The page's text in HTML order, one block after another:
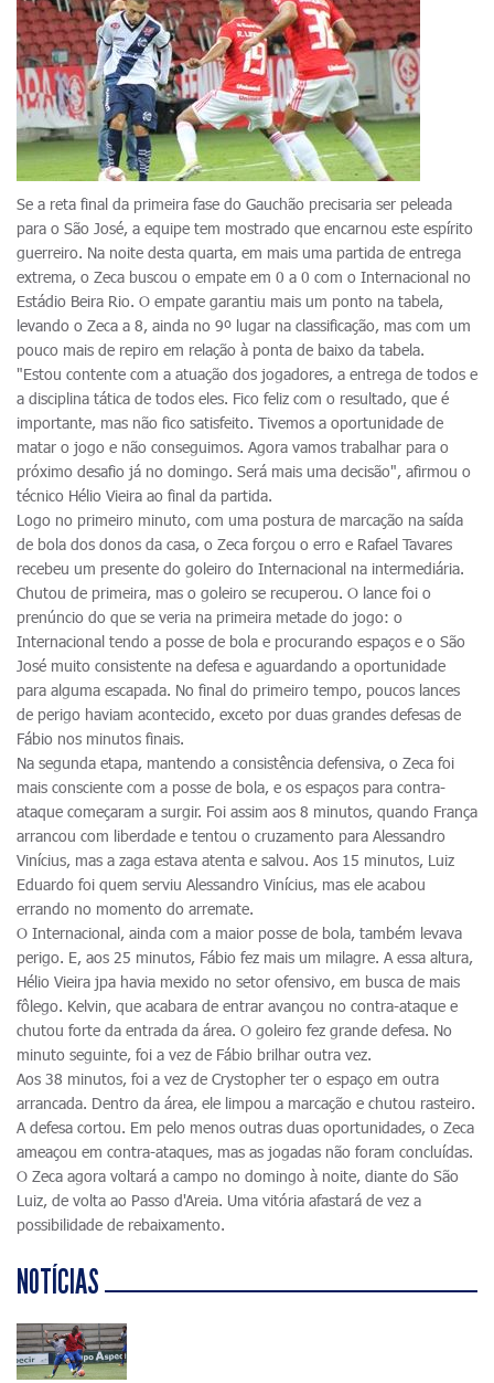
Se a reta final da primeira fase do Gauchão precisaria ser peleada
para o São José, a equipe tem mostrado que encarnou este espírito
guerreiro. Na noite desta quarta, em mais uma partida de entrega
extrema, o Zeca buscou o empate em 0 a 0 com o Internacional no
Estádio Beira Rio. O empate garantiu mais um ponto na tabela,
levando o Zeca a 8, ainda no 9º lugar na classificação, mas com um
pouco mais de repiro em relação à ponta de baixo da tabela.
"Estou contente com a atuação dos jogadores, a entrega de todos e
a disciplina tática de todos eles. Fico feliz com o resultado, que é
importante, mas não fico satisfeito. Tivemos a oportunidade de
matar o jogo e não conseguimos. Agora vamos trabalhar para o
próximo desafio já no domingo. Será mais uma decisão", afirmou o
técnico Hélio Vieira ao final da partida.
Logo no primeiro minuto, com uma postura de marcação na saída
de bola dos donos da casa, o Zeca forçou o erro e Rafael Tavares
recebeu um presente do goleiro do Internacional na intermediária.
Chutou de primeira, mas o goleiro se recuperou. O lance foi o
prenúncio do que se veria na primeira metade do jogo: o
Internacional tendo a posse de bola e procurando espaços e o São
José muito consistente na defesa e aguardando a oportunidade
para alguma escapada. No final do primeiro tempo, poucos lances
de perigo haviam acontecido, exceto por duas grandes defesas de
Fábio nos minutos finais.
Na segunda etapa, mantendo a consistência defensiva, o Zeca foi
mais consciente com a posse de bola, e os espaços para contra-
ataque começaram a surgir. Foi assim aos 8 minutos, quando França
arrancou com liberdade e tentou o cruzamento para Alessandro
Vinícius, mas a zaga estava atenta e salvou. Aos 15 minutos, Luiz
Eduardo foi quem serviu Alessandro Vinícius, mas ele acabou
errando no momento do arremate.
O Internacional, ainda com a maior posse de bola, também levava
perigo. E, aos 25 minutos, Fábio fez mais um milagre. A essa altura,
Hélio Vieira jpa havia mexido no setor ofensivo, em busca de mais
fôlego. Kelvin, que acabara de entrar avançou no contra-ataque e
chutou forte da entrada da área. O goleiro fez grande defesa. No
minuto seguinte, foi a vez de Fábio brilhar outra vez.
Aos 38 minutos, foi a vez de Crystopher ter o espaço em outra
arrancada. Dentro da área, ele limpou a marcação e chutou rasteiro.
A defesa cortou. Em pelo menos outras duas oportunidades, o Zeca
ameaçou em contra-ataques, mas as jogadas não foram concluídas.
O Zeca agora voltará a campo no domingo à noite, diante do São
Luiz, de volta ao Passo d'Areia. Uma vitória afastará de vez a
possibilidade de rebaixamento.
NOTÍCIAS